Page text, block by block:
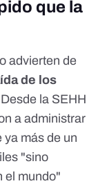
que la
advierten de
de los
la SEHH
a administrar
ya más de un
"sino
el mundo"